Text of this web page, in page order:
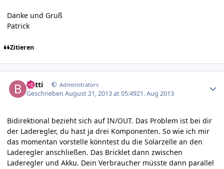
Danke und Gruß
Patrick
Zitieren
batti Administrators
GeschriebenAugust 21, 2013 at 05:4921. Aug 2013
Bidirektional bezieht sich auf IN/OUT. Das Problem ist bei dir
der Laderegler, du hast ja drei Komponenten. So wie ich mir
das momentan vorstelle könntest du die Solarzelle an den
Laderegler anschließen. Das Bricklet dann zwischen
Laderegler und Akku. Dein Verbraucher müsste dann parallel